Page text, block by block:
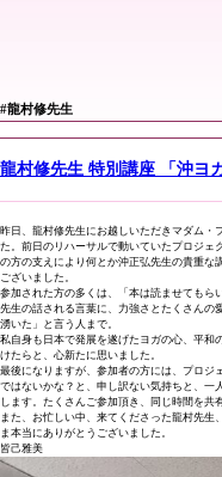
#龍村修先生
龍村修先生 特別講座 「沖ヨ
昨日、龍村修先生にお越しいただきマダム・
た。前日のリハーサルで動いていたプロジェ
の方の支えにより何とか沖正弘先生の貴重な
ございました。
参加された方の多くは、「本は読ませてもら
先生の話される言葉に、力強さとたくさんの
湧いた」と言う人まで。
私自身も日本で発展を遂げたヨガの心、平和
けたらと、心新たに思いました。
最後になりますが、参加者の方には、プロジ
ではないかな？と、申し訳ない気持ちと、一
します。たくさんご参加頂き、同じ時間を共
また、お忙しい中、来てくださった龍村先生
ま本当にありがとうございました。
皆己雅美